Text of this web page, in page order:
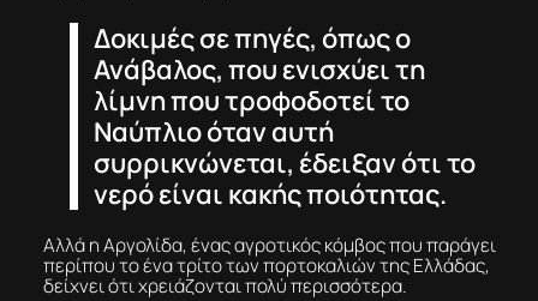
Δοκιμές σε πηγές, όπως ο
Ανάβαλος, που ενισχύει τη
λίμνη που τροφοδοτεί το
Ναύπλιο όταν αυτή
συρρικνώνεται, έδειξαν ότι το
νερό είναι κακής ποιότητας.
Αλλά η Αργολίδα, ένας αγροτικός κόμβος που παράγει
περίπου το ένα τρίτο των πορτοκαλιών της Ελλάδας,
δείχνει ότι χρειάζονται πολύ περισσότερα.